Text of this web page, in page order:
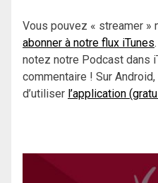
Vous pouvez « streamer »
abonner à notre flux iTunes
notez notre Podcast dans
commentaire ! Sur
d’utiliser l’application